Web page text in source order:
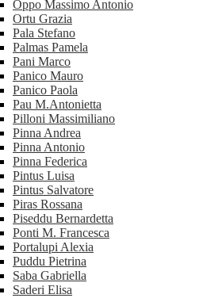
Oppo Massimo Antonio
Ortu Grazia
Pala Stefano
Palmas Pamela
Pani Marco
Panico Mauro
Panico Paola
Pau M.Antonietta
Pilloni Massimiliano
Pinna Andrea
Pinna Antonio
Pinna Federica
Pintus Luisa
Pintus Salvatore
Piras Rossana
Piseddu Bernardetta
Ponti M. Francesca
Portalupi Alexia
Puddu Pietrina
Saba Gabriella
Saderi Elisa